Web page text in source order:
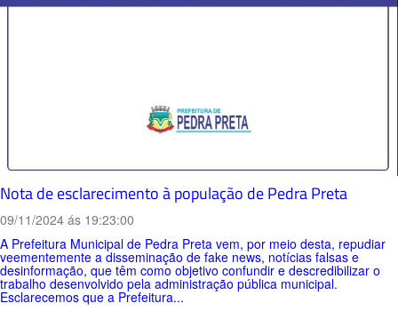
Nota de esclarecimento à população de Pedra Preta
09/11/2024 ás 19:23:00
A Prefeitura Municipal de Pedra Preta vem, por meio desta, repudiar
veementemente a disseminação de fake news, notícias falsas e
desinformação, que têm como objetivo confundir e descredibilizar o
trabalho desenvolvido pela administração pública municipal.
Esclarecemos que a Prefeitura...